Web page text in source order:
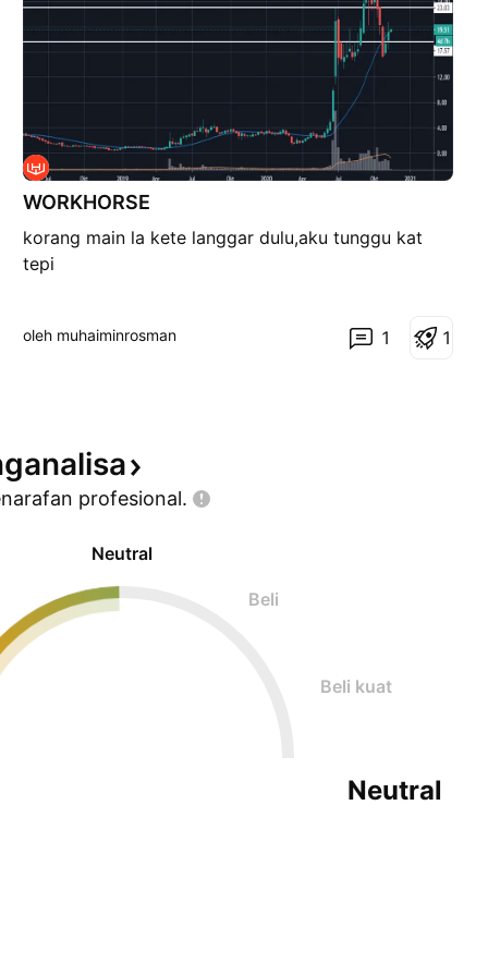
WORKHORSE
korang main la kete langgar dulu,aku tunggu kat
tepi
oleh muhaiminrosman 1 1
profesional.
Neutral
Beli
Beli kuat
Neutral